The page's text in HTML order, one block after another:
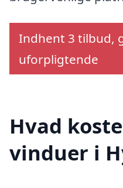
Indhent 3 tilbud,
uforpligtende
Hvad
vinduer i